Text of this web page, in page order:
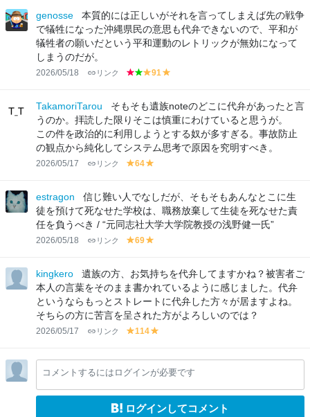
e
e
n
lo
w
lo
w
genosse
本質的には正しいがそれを言ってしまえば先の戦争
で犠牲になった沖縄県民の意思も代弁できないので、平和が
犠牲者の願いだという平和運動のレトリックが無効になって
しまうのだが。
2026/05/18 リンク
r g
e
e
n
y
lo
w
91
lo
w
TakamoriTarou
そもそも遺族noteのどこに代弁があったと言
うのか。拝読した限りそこは慎重にわけていると思うが。
この件を政治的に利用しようとする奴が多すぎる。事故防止
の観点から純化してシステム思考で原因を究明すべき。
2026/05/17 リンク
y
lo
w
64
lo
w
estragon
信じ難い人でなしだが、そもそもあんなとこに生
徒を預けて死なせた学校は、職務放棄して生徒を死なせた責
任を負うべき / “元同志社大学大学院教授の浅野健一氏”
2026/05/18 リンク
y
lo
w
69
lo
w
kingkero
遺族の方、お気持ちを代弁してますかね？被害者ご
本人の言葉をそのまま書かれているように感じました。代弁
というならもっとストレートに代弁した方々が居ますよね。
そちらの方に苦言を呈された方がよろしいのでは？
2026/05/17 リンク
y
lo
w
114
lo
w
コメントするにはログインが必要です
ログインしてコメント